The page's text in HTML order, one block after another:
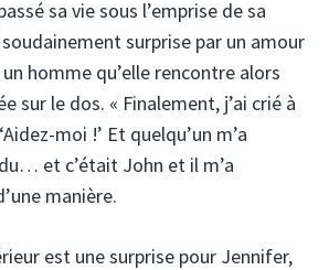
sa vie sous l’emprise de sa
surprise par un amour
homme qu’elle rencontre alors
sur le dos. « Finalement, j’ai crié à
moi !’ Et quelqu’un m’a
et c’était John et il m’a
manière.
est une surprise pour Jennifer,